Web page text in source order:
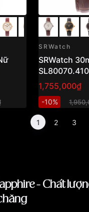
SRWatch
SRWatch
1,755,000₫
-10%
1 2 3
- Chất